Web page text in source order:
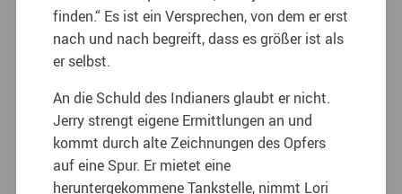
finden.“ Es ist ein Versprechen, von dem er erst
nach und nach begreift, dass es größer ist als
er selbst.
An die Schuld des Indianers glaubt er nicht.
Jerry strengt eigene Ermittlungen an und
kommt durch alte Zeichnungen des Opfers
auf eine Spur. Er mietet eine
heruntergekommene Tankstelle, nimmt Lori